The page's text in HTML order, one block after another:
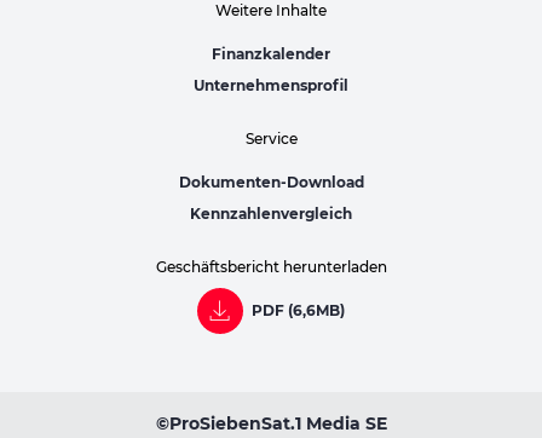
Weitere Inhalte
Finanzkalender
Unternehmensprofil
Service
Dokumenten-Download
Kennzahlenvergleich
Geschäftsbericht herunterladen
PDF (6,6MB)
©ProSiebenSat.1 Media SE